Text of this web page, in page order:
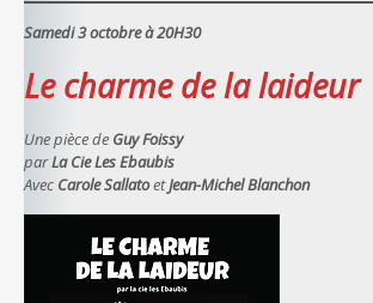
Samedi 3 octobre à 20H30
Le charme de la laideur
Une pièce de Guy Foissy
parLa Cie Les Ebaubis
Avec Carole SallatoetJean-Michel Blanchon